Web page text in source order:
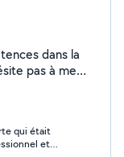
dans la
pas à me
qui était
et